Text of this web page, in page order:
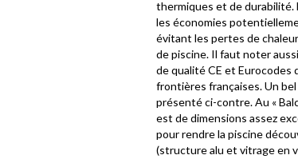
thermiques et de durabilité.
les économies
évitant les pertes de
de piscine. Il faut noter
de qualité CE et Eurocodes
frontières françaises. Un
présenté ci-contre. Au «
est de dimensions assez
pour rendre la piscine
(structure alu et vitrage en